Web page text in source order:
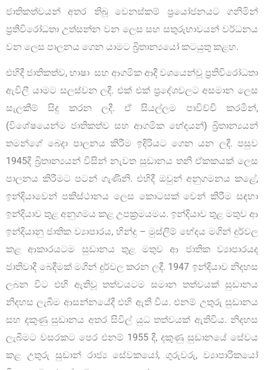
ජාතිකත්වයන් අතර තිබූ වෙනස්කම් ප්‍රයෝජනයට ගනිමින්
ප්‍රතිවිරෝධතා උත්සන්න වන ලෙස සහ සතුරුභාවයන් වර්ධනය
වන ලෙස පාලනය ගෙන යාමට බ්‍රිතාන්‍යයෝ කටයුතු කළහ.
එහිදී ජාතිකත්ව, භාෂා සහ ආගමික ආදී වශයෙන්වූ ප්‍රතිවිරෝධතා
ඇවිලී යාමට සලස්වන ලදී. එක් එක් ප්‍රදේශවලට අසමාන ලෙස
සැලකීම් සිදු කරන ලදී. ඒ සියල්ලම පාවිච්චි කරමින්,
(විශේෂයෙන්ම ජාතිකත්ව සහ ආගමික භේදයන්) බ්‍රිතාන්‍යයන්
තමන්ගේ බෙදා පාලනය කිරීම ඉදිරියට ගෙන යන ලදී. පසුව
1945දී බ්‍රිතාන්‍යයන් විසින් නැවත සුඩානය තනි ඒකකයක් ලෙස
පාලනය කිරීමට පටන් ගැණිනි. එහිදී ඔවුන් අනුගමනය කළේ,
ඉන්දියාවෙන් පකිස්ථානය ලෙස කොටසක් වෙන් කිරීම සඳහා
ඉන්දියාව තුළ අනුගමය කළ උපක්‍රමයමය. ඉන්දියාව තුළ මතුව ආ
ඉන්දියානු ජාතික ව්‍යාපාරය, හින්දු – මුස්ලිම් භේදය මගින් දුර්වල
කළ ආකාරයටම සුඩානය තුළ මතුව ආ ජාතික ව්‍යාපාරයද
ජාතිවාදී බෙදීමක් මගින් දුර්වල කරන ලදී. 1947 ඉන්දියාව නිදහස
ලබන විට එහි ඇතිවූ තත්වයටම සමාන තත්වයක් සුඩානය
නිදහස ලැබීම ආසන්නයේදී එහි ඇති විය. එනම් උතුරු සුඩානය
සහ දකුණු සුඩානය අතර සිවිල් යුධ තත්වයක් ඇතිවිය. නිදහස
ලැබීමට වසරකට පෙර එනම් 1955 දී, දකුණු සුඩානයේ සේවය
කළ උතුරු සුඩාන් රාජ්‍ය සේවකයෝ, ගුරුවරු, ව්‍යාපාරිකයෝ